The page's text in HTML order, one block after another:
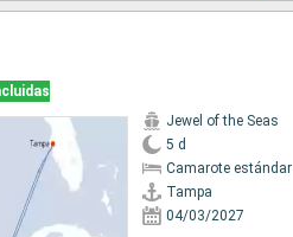
Jewel of the Seas
5 d
Camarote estándar
Tampa
04/03/2027